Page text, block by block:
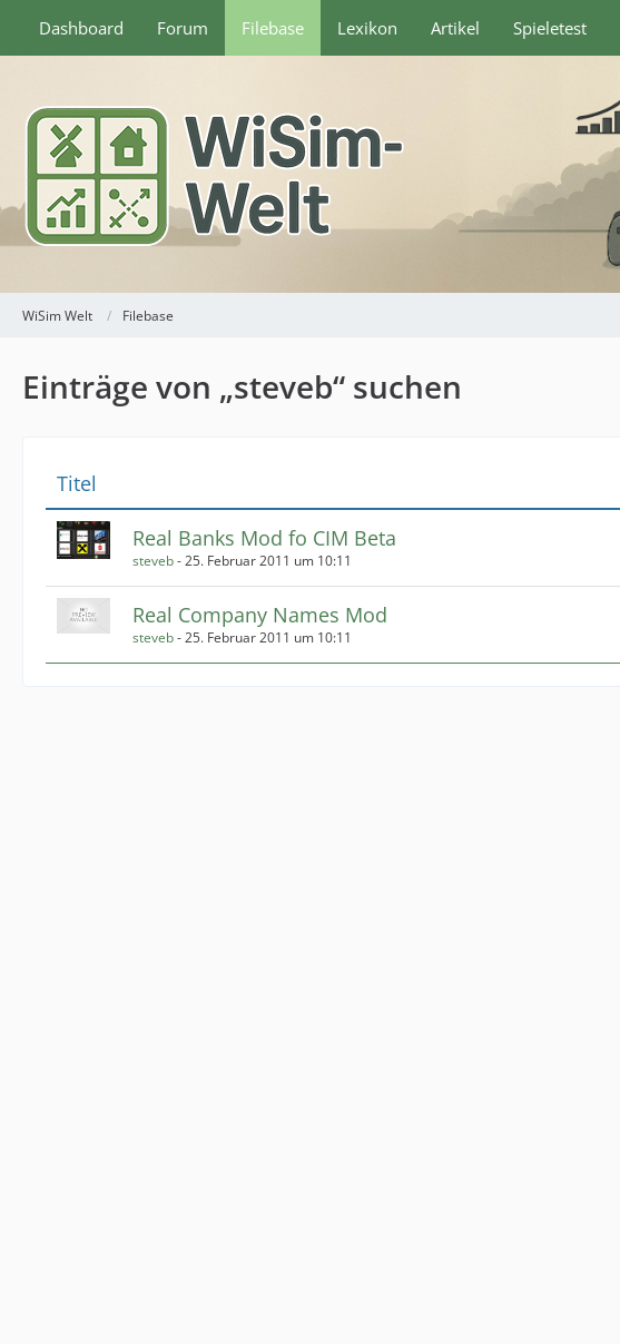
Dashboard Forum Filebase Lexikon Artikel Spieletest
WiSim Welt Filebase
Einträge von „steveb“ suchen
Titel
Real Banks Mod fo CIM Beta
steveb-25. Februar 2011 um 10:11
Real Company Names Mod
steveb-25. Februar 2011 um 10:11